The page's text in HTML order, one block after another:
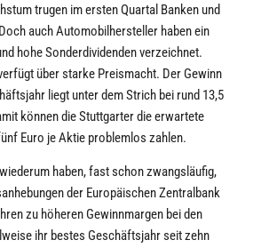
trugen im ersten Quartal Banken und
auch Automobilhersteller haben ein
hohe Sonderdividenden verzeichnet.
über starke Preismacht. Der Gewinn
liegt unter dem Strich bei rund 13,5
können die Stuttgarter die erwartete
Euro je Aktie problemlos zahlen.
haben, fast schon zwangsläufig,
der Europäischen Zentralbank
zu höheren Gewinnmargen bei den
ihr bestes Geschäftsjahr seit zehn